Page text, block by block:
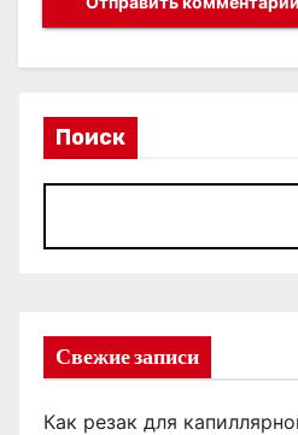
Поиск
Свежие записи
Как резак для